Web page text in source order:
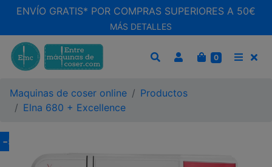
ENVÍO GRATIS* POR COMPRAS SUPERIORES A 50€
MÁS DETALLES
CARRITO
0
Maquinas de coser online
Productos
Elna 680 + Excellence
-5